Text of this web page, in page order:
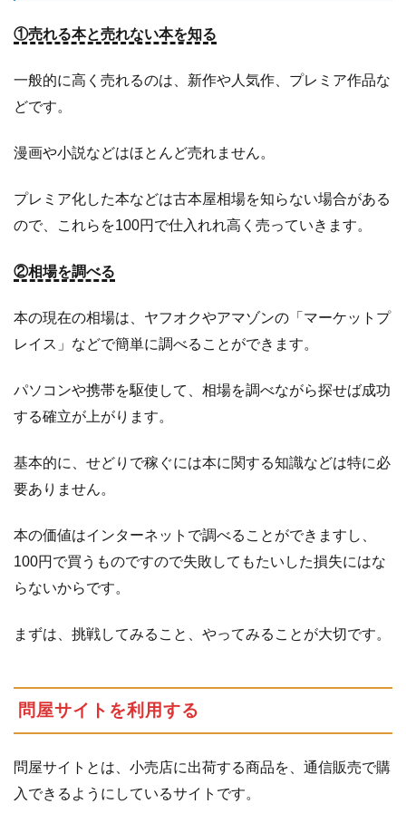
入
し
く
す
3.1 商
の
タ
ト
ル
決
め
る
3.1.1
明
や
写
札
価
格
を
正
に
①売れる本と売れない本を知る
一般的に高く売れるのは、新作や人気作、プレミア作品な
どです。
漫画や小説などはほとんど売れません。
プレミア化した本などは古本屋相場を知らない場合がある
ので、これらを100円で仕入れれ高く売っていきます。
②相場を調べる
本の現在の相場は、ヤフオクやアマゾンの「マーケットプ
レイス」などで簡単に調べることができます。
パソコンや携帯を駆使して、相場を調べながら探せば成功
する確立が上がります。
基本的に、せどりで稼ぐには本に関する知識などは特に必
要ありません。
本の価値はインターネットで調べることができますし、
100円で買うものですので失敗してもたいした損失にはな
らないからです。
まずは、挑戦してみること、やってみることが大切です。
問屋サイトを利用する
問屋サイトとは、小売店に出荷する商品を、通信販売で購
入できるようにしているサイトです。